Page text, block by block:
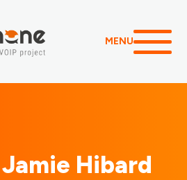
MENU
Hibard